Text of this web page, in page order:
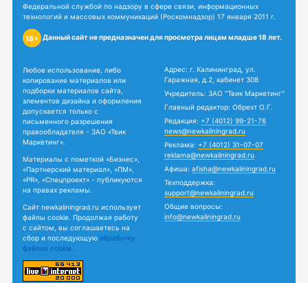
Федеральной службой по надзору в сфере связи, информационных
технологий и массовых коммуникаций (Роскомнадзор) 17 января 2011 г.
18+ Данный сайт не предназначен для просмотра лицам младше 18 лет.
Любое использование, либо
копирование материалов или
подборки материалов сайта,
элементов дизайна и оформления
допускается только с
письменного разрешения
правообладателя - ЗАО «Твик
Маркетинг».
Материалы с пометкой «Бизнес»,
«Партнерский материал», «ПМ»,
«PR», «Спецпроект» - публикуются
на правах рекламы.
Сайт newkaliningrad.ru использует
файлы cookie. Продолжая работу
с сайтом, вы соглашаетесь на
сбор и последующую обработку
файлов cookie.
Адрес: г. Калининград, ул.
Гаражная, д.2, кабинет 308
Учредитель: ЗАО "Твик Маркетинг"
Главный редактор: Обрехт О.Г.
Редакция: +7 (4012) 99-21-76
news@newkaliningrad.ru
Реклама: +7 (4012) 31-07-07
reklama@newkaliningrad.ru
Афиша: afisha@newkaliningrad.ru
Техподдержка:
support@newkaliningrad.ru
Общие вопросы:
info@newkaliningrad.ru